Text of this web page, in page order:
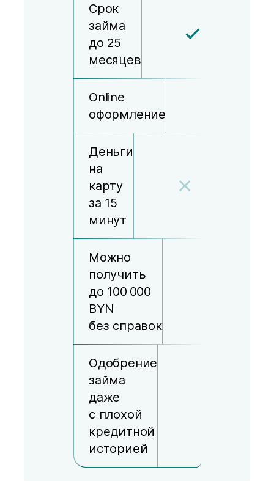
Срок
займа
до 25
месяцев
Online
оформление
Деньги
на
карту
за 15
минут
Можно
получить
до 100 000
BYN
без справок
Одобрение
займа
даже
с плохой
кредитной
историей